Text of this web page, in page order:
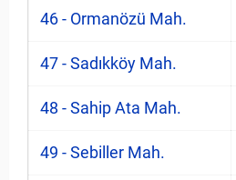
46 - Ormanözü Mah.
47 - Sadıkköy Mah.
48 - Sahip Ata Mah.
49 - Sebiller Mah.